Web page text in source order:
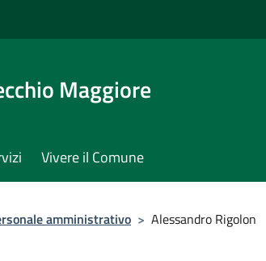
Maggiore
Vivere il Comune
amministrativo > Alessandro Rigolon